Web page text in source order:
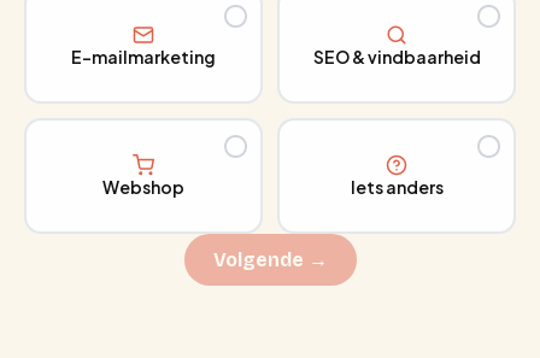
E-mailmarketing SEO & vindbaarheid
Webshop Iets anders
Volgende →